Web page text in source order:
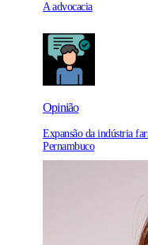
A advocacia
Opinião
Expansão da indústria
Pernambuco